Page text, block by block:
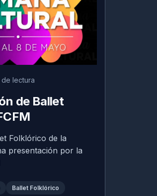
de lectura
de Ballet
Folklórico de la
presentación por la
Ballet Folklórico